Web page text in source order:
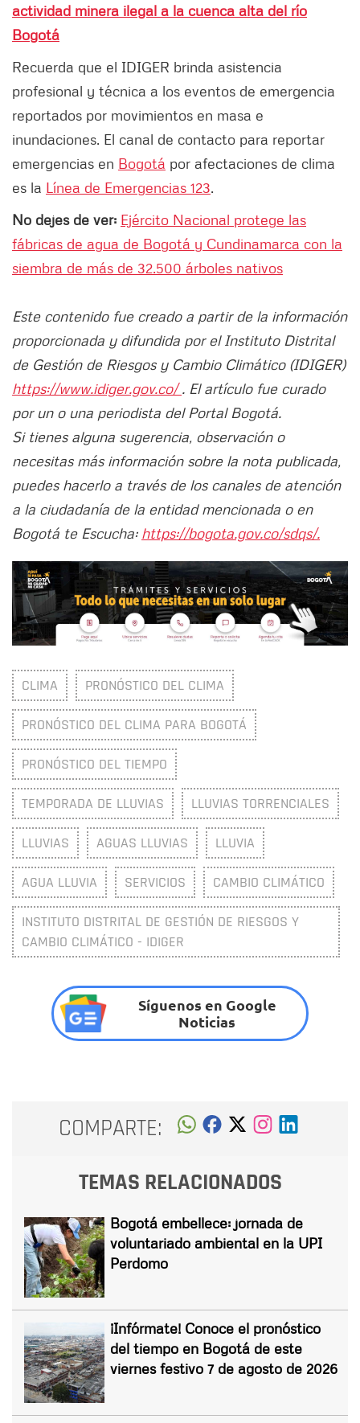
actividad minera ilegal a la cuenca alta del río
Bogotá
Recuerda que el IDIGER brinda asistencia
profesional y técnica a los eventos de emergencia
reportados por movimientos en masa e
inundaciones. El canal de contacto para reportar
emergencias en Bogotá por afectaciones de clima
es la Línea de Emergencias 123.
No dejes de ver: Ejército Nacional protege las
fábricas de agua de Bogotá y Cundinamarca con la
siembra de más de 32.500 árboles nativos
Este contenido fue creado a partir de la información
proporcionada y difundida por el Instituto Distrital
de Gestión de Riesgos y Cambio Climático (IDIGER)
https://www.idiger.gov.co/. El artículo fue curado
por un o una periodista del Portal Bogotá.
Si tienes alguna sugerencia, observación o
necesitas más información sobre la nota publicada,
puedes hacerlo a través de los canales de atención
a la ciudadanía de la entidad mencionada o en
Bogotá te Escucha: https://bogota.gov.co/sdqs/.
CLIMA PRONÓSTICO DEL CLIMA
PRONÓSTICO DEL CLIMA PARA BOGOTÁ
PRONÓSTICO DEL TIEMPO
TEMPORADA DE LLUVIAS LLUVIAS TORRENCIALES
LLUVIAS AGUAS LLUVIAS LLUVIA
AGUA LLUVIA SERVICIOS CAMBIO CLIMÁTICO
INSTITUTO DISTRITAL DE GESTIÓN DE RIESGOS Y
CAMBIO CLIMÁTICO - IDIGER
Síguenos en Google
Noticias
COMPARTE:
TEMAS RELACIONADOS
Bogotá embellece: jornada de
voluntariado ambiental en la UPI
Perdomo
¡Infórmate! Conoce el pronóstico
del tiempo en Bogotá de este
viernes festivo 7 de agosto de 2026